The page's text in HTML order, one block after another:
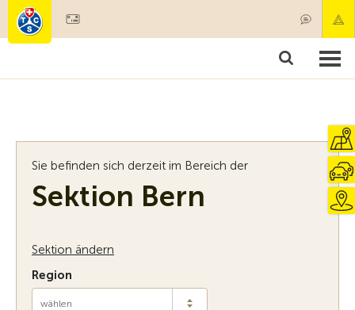
Mitgliedschaft & Leistungen
Sie befinden sich derzeit im Bereich der
Sektion Bern
Sektion ändern
Region
wählen